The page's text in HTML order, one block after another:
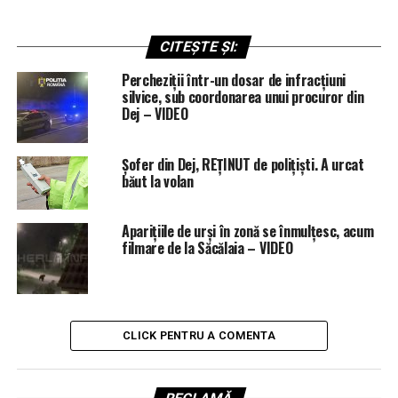
CITEȘTE ȘI:
Percheziții într-un dosar de infracțiuni
silvice, sub coordonarea unui procuror din
Dej – VIDEO
Șofer din Dej, REȚINUT de polițiști. A urcat
băut la volan
Aparițiile de urși în zonă se înmulțesc, acum
filmare de la Săcălaia – VIDEO
CLICK PENTRU A COMENTA